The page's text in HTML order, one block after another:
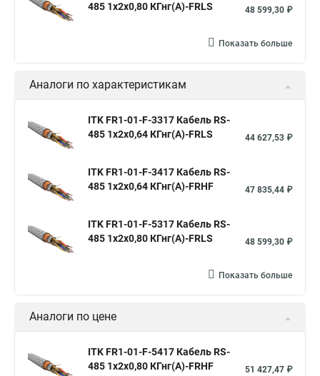
485 1х2х0,80 КГнг(А)-FRLS
48 599,30 ₽
Показать больше
Аналоги по характеристикам
ITK FR1-01-F-3317 Кабель RS-
485 1х2х0,64 КГнг(А)-FRLS
44 627,53 ₽
ITK FR1-01-F-3417 Кабель RS-
485 1х2х0,64 КГнг(А)-FRHF
47 835,44 ₽
ITK FR1-01-F-5317 Кабель RS-
485 1х2х0,80 КГнг(А)-FRLS
48 599,30 ₽
Показать больше
Аналоги по цене
ITK FR1-01-F-5417 Кабель RS-
485 1х2х0,80 КГнг(А)-FRHF
51 427,47 ₽